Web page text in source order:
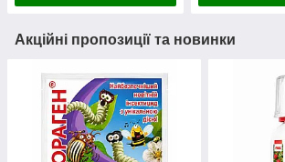
Акційні пропозиції та новинки